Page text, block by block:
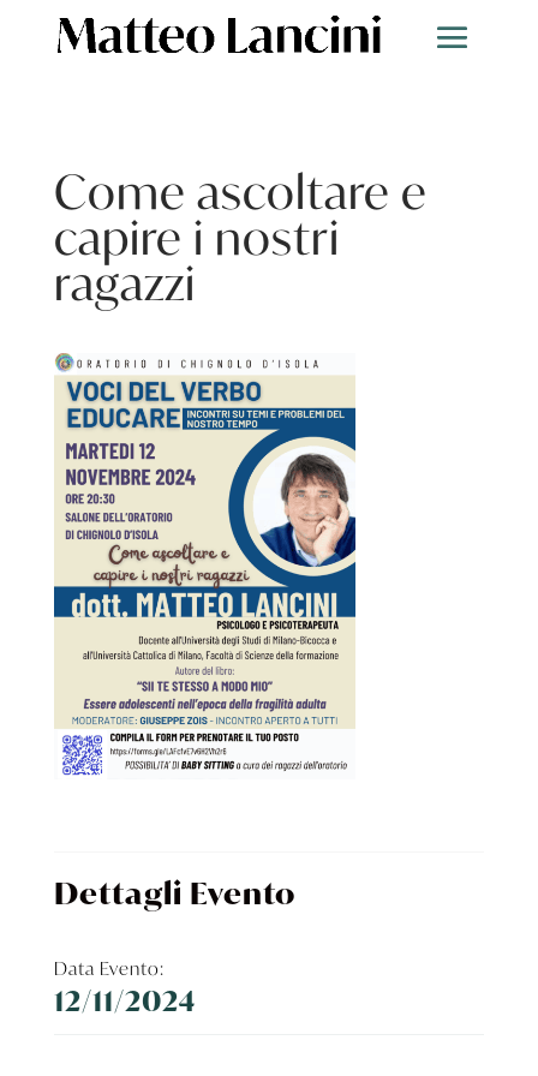
Come ascoltare e
capire i nostri
ragazzi
Dettagli Evento
Data Evento:
12/11/2024